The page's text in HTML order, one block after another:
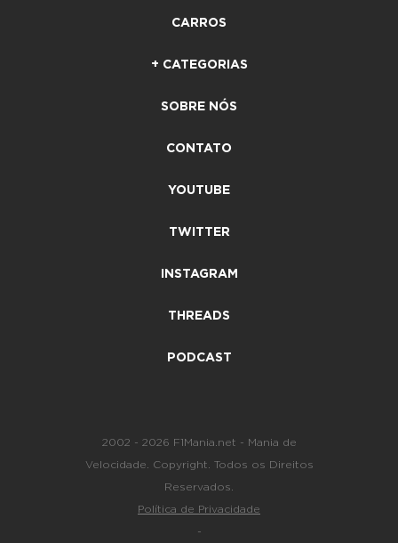
CARROS
+ CATEGORIAS
SOBRE NÓS
CONTATO
YOUTUBE
TWITTER
INSTAGRAM
THREADS
PODCAST
2002 - 2026 F1Mania.net - Mania de
Velocidade. Copyright. Todos os Direitos
Reservados.
Política de Privacidade
-